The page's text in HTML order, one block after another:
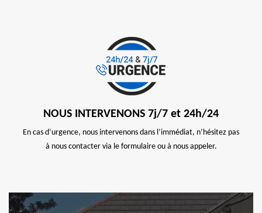
NOUS INTERVENONS 7j/7 et 24h/24
En cas d’urgence, nous intervenons dans l’immédiat, n’hésitez pas
à nous contacter via le formulaire ou à nous appeler.